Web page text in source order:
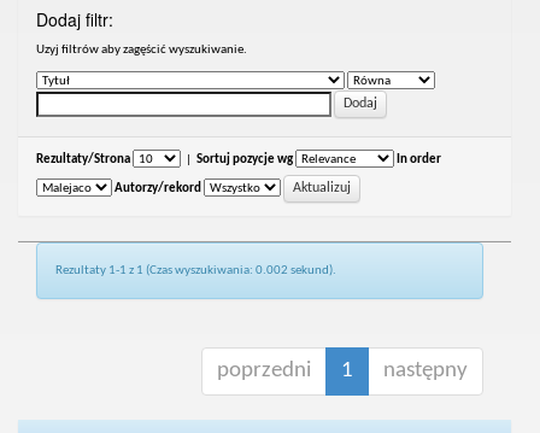
Dodaj filtr:
Uzyj filtrów aby zagęścić wyszukiwanie.
Rezultaty/Strona Sortuj pozycje wg In order
Autorzy/rekord
Rezultaty 1-1 z 1 (Czas wyszukiwania: 0.002 sekund).
poprzedni 1 następny